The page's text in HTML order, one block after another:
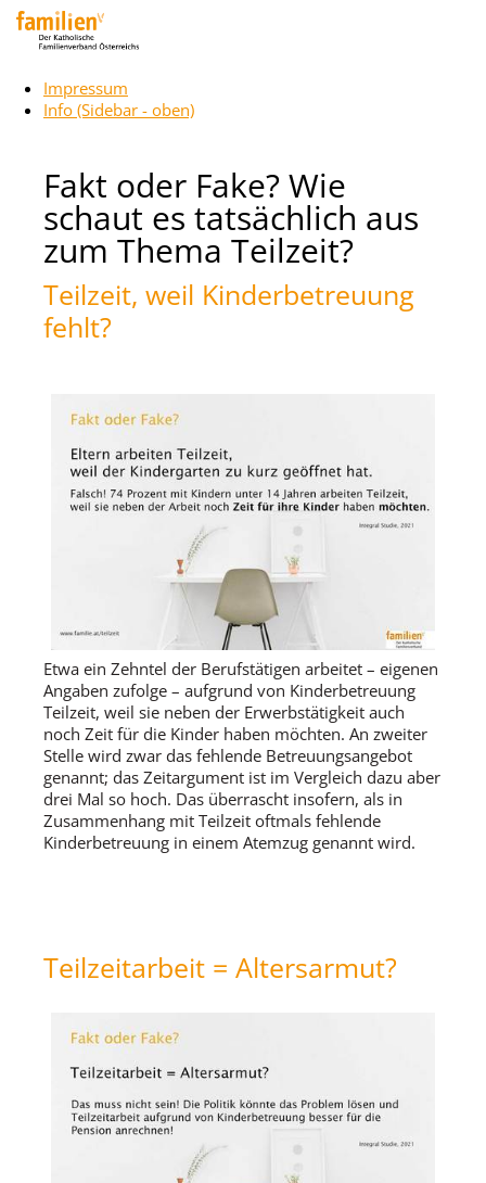
Impressum
Info (Sidebar - oben)
Fakt oder Fake? Wie
schaut es tatsächlich aus
zum Thema Teilzeit?
Teilzeit, weil Kinderbetreuung
fehlt?
Etwa ein Zehntel der Berufstätigen arbeitet – eigenen
Angaben zufolge – aufgrund von Kinderbetreuung
Teilzeit, weil sie neben der Erwerbstätigkeit auch
noch Zeit für die Kinder haben möchten. An zweiter
Stelle wird zwar das fehlende Betreuungsangebot
genannt; das Zeitargument ist im Vergleich dazu aber
drei Mal so hoch. Das überrascht insofern, als in
Zusammenhang mit Teilzeit oftmals fehlende
Kinderbetreuung in einem Atemzug genannt wird.
Teilzeitarbeit = Altersarmut?